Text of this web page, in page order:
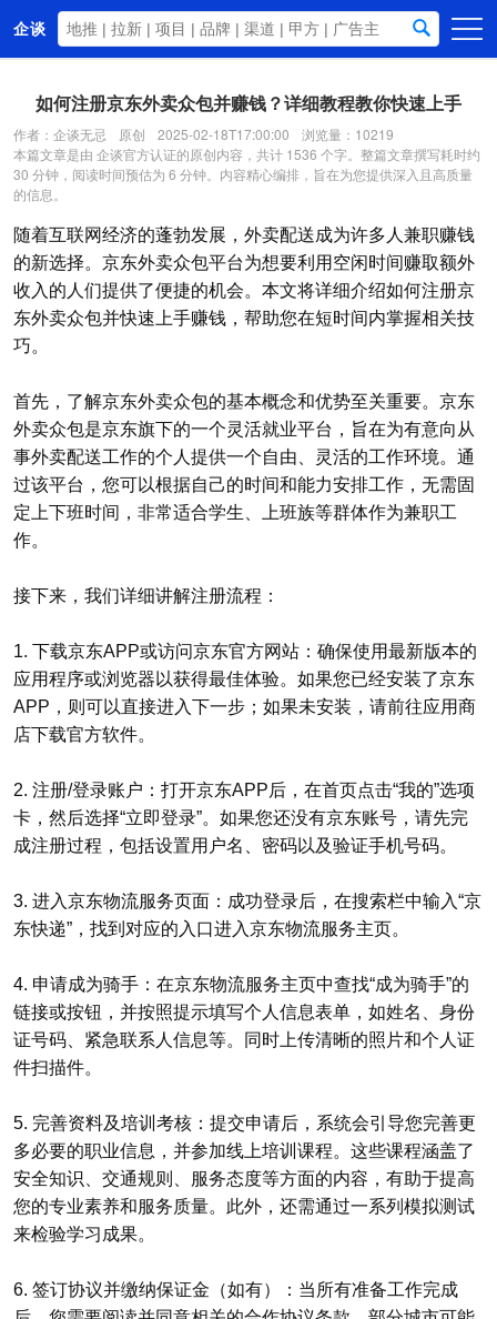
企谈
资讯动态
关于我们
如何注册京东外卖众包并赚钱？详细教程教你快速上手
作者：企谈无忌 原创 2025-02-18T17:00:00
浏览量：10219
本篇文章是由 企谈官方认证的原创内容，共计 1536 个字。整篇文章撰写耗时约
30 分钟，阅读时间预估为 6 分钟。内容精心编排，旨在为您提供深入且高质量
的信息。
随着互联网经济的蓬勃发展，外卖配送成为许多人兼职赚钱
的新选择。京东外卖众包平台为想要利用空闲时间赚取额外
收入的人们提供了便捷的机会。本文将详细介绍如何注册京
东外卖众包并快速上手赚钱，帮助您在短时间内掌握相关技
巧。
首先，了解京东外卖众包的基本概念和优势至关重要。京东
外卖众包是京东旗下的一个灵活就业平台，旨在为有意向从
事外卖配送工作的个人提供一个自由、灵活的工作环境。通
过该平台，您可以根据自己的时间和能力安排工作，无需固
定上下班时间，非常适合学生、上班族等群体作为兼职工
作。
接下来，我们详细讲解注册流程：
1. 下载京东APP或访问京东官方网站：确保使用最新版本的
应用程序或浏览器以获得最佳体验。如果您已经安装了京东
APP，则可以直接进入下一步；如果未安装，请前往应用商
店下载官方软件。
2. 注册/登录账户：打开京东APP后，在首页点击“我的”选项
卡，然后选择“立即登录”。如果您还没有京东账号，请先完
成注册过程，包括设置用户名、密码以及验证手机号码。
3. 进入京东物流服务页面：成功登录后，在搜索栏中输入“京
东快递”，找到对应的入口进入京东物流服务主页。
4. 申请成为骑手：在京东物流服务主页中查找“成为骑手”的
链接或按钮，并按照提示填写个人信息表单，如姓名、身份
证号码、紧急联系人信息等。同时上传清晰的照片和个人证
件扫描件。
5. 完善资料及培训考核：提交申请后，系统会引导您完善更
多必要的职业信息，并参加线上培训课程。这些课程涵盖了
安全知识、交通规则、服务态度等方面的内容，有助于提高
您的专业素养和服务质量。此外，还需通过一系列模拟测试
来检验学习成果。
6. 签订协议并缴纳保证金（如有）：当所有准备工作完成